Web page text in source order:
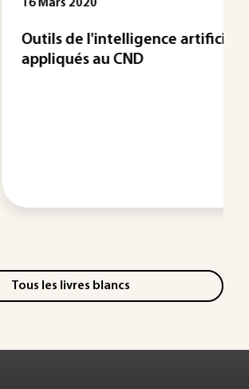
l'intelligence artificielle
au CND
Tous les livres blancs